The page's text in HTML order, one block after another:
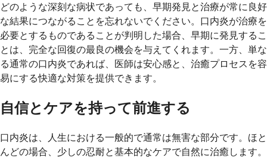
どのような深刻な病状であっても、早期発見と治療が常に良好
な結果につながることを忘れないでください。口内炎が治療を
必要とするものであることが判明した場合、早期に発見するこ
とは、完全な回復の最良の機会を与えてくれます。一方、単な
る通常の口内炎であれば、医師は安心感と、治癒プロセスを容
易にする快適な対策を提供できます。
自信とケアを持って前進する
口内炎は、人生における一般的で通常は無害な部分です。ほと
んどの場合、少しの忍耐と基本的なケアで自然に治癒します。